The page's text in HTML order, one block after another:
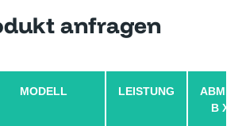
anfragen
MODELL LEISTUNG
B X